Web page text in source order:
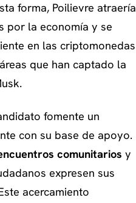
forma, Poilievre atraería
por la economía y se
en las criptomonedas
que han captado la
fomente un
con su base de apoyo.
comunitarios y
expresen sus
acercamiento